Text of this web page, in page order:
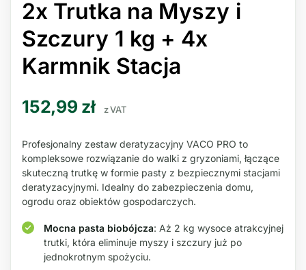
2x Trutka na Myszy i
Szczury 1 kg + 4x
Karmnik Stacja
152,99 zł z VAT
Profesjonalny zestaw deratyzacyjny VACO PRO to
kompleksowe rozwiązanie do walki z gryzoniami, łączące
skuteczną trutkę w formie pasty z bezpiecznymi stacjami
deratyzacyjnymi. Idealny do zabezpieczenia domu,
ogrodu oraz obiektów gospodarczych.
Mocna pasta biobójcza: Aż 2 kg wysoce atrakcyjnej
trutki, która eliminuje myszy i szczury już po
jednokrotnym spożyciu.